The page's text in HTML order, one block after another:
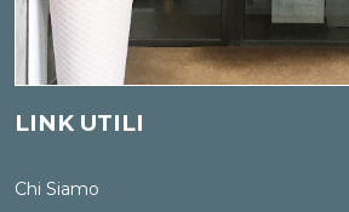
LINK UTILI
Chi Siamo